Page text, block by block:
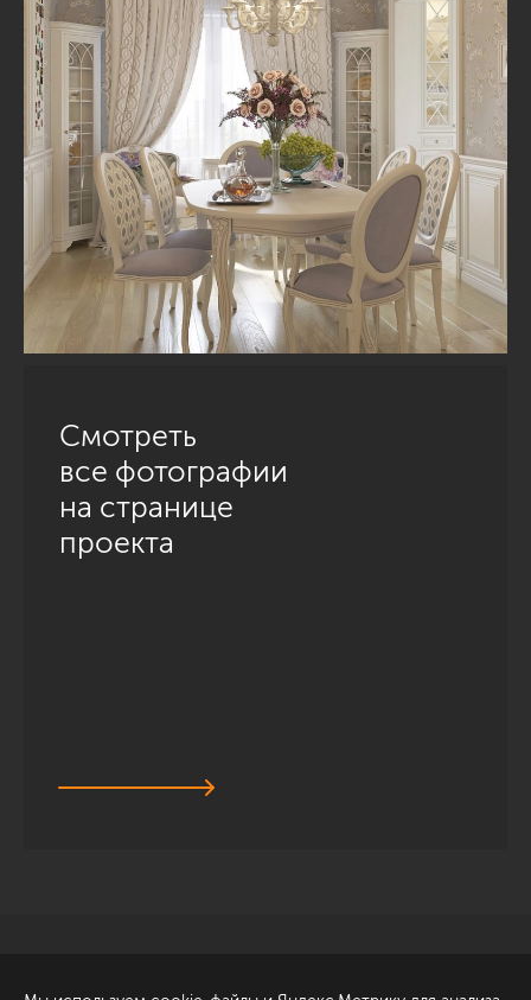
Смотреть
все фотографии
на странице
проекта
Обсудить проект